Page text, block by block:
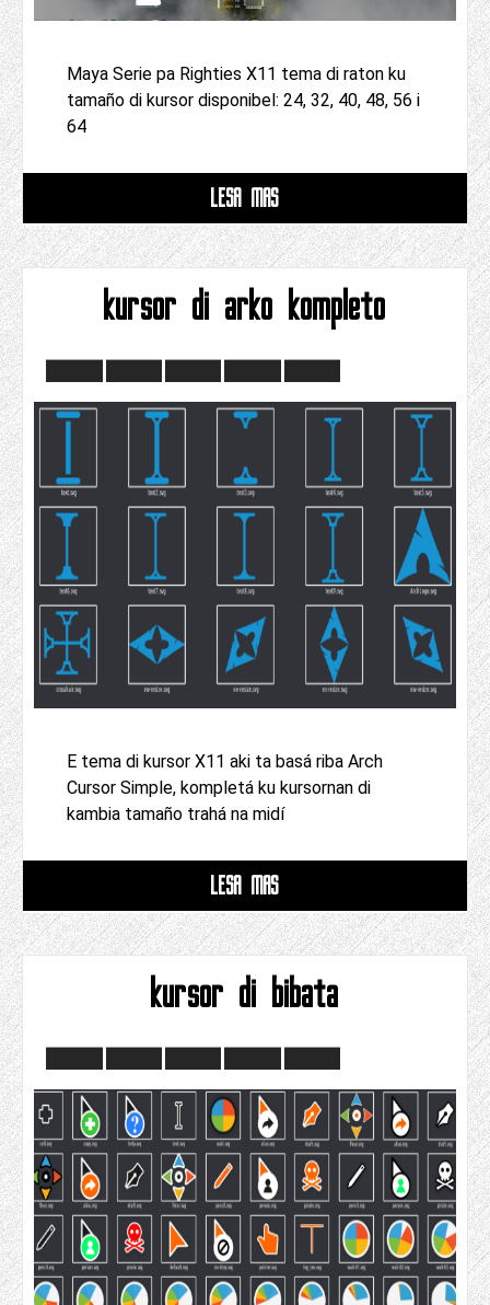
Maya Serie pa Righties X11 tema di raton ku
tamaño di kursor disponibel: 24, 32, 40, 48, 56 i
64
LESA MAS
kursor di arko kompleto
E tema di kursor X11 aki ta basá riba Arch
Cursor Simple, kompletá ku kursornan di
kambia tamaño trahá na midí
LESA MAS
kursor di bibata